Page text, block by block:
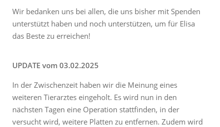
Wir bedanken uns bei allen, die uns bisher mit Spenden
unterstützt haben und noch unterstützen, um für Elisa
das Beste zu erreichen!
UPDATE vom 03.02.2025
In der Zwischenzeit haben wir die Meinung eines
weiteren Tierarztes eingeholt. Es wird nun in den
nächsten Tagen eine Operation stattfinden, in der
versucht wird, weitere Platten zu entfernen. Zudem wird